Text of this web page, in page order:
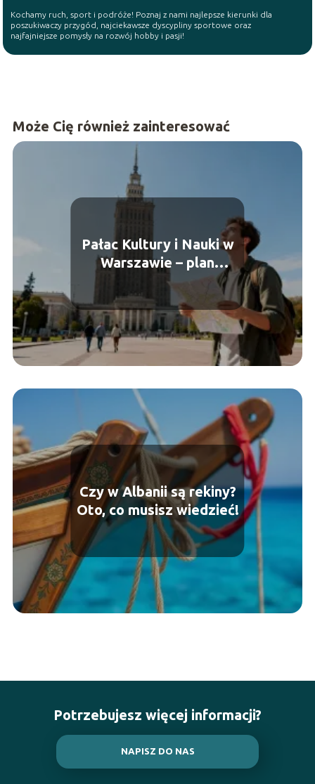
Kochamy ruch, sport i podróże! Poznaj z nami najlepsze kierunki dla
poszukiwaczy przygód, najciekawsze dyscypliny sportowe oraz
najfajniejsze pomysły na rozwój hobby i pasji!
Może Cię również zainteresować
Pałac Kultury i Nauki w
Warszawie – plan
zwiedzania
Czy w Albanii są rekiny?
Oto, co musisz wiedzieć!
Potrzebujesz więcej informacji?
NAPISZ DO NAS